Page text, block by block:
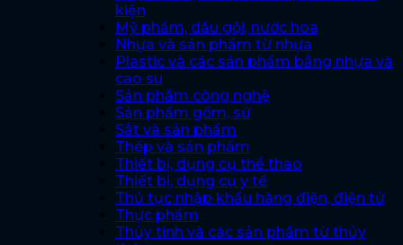
kiện
Mỹ phẩm, dầu gội, nước hoa
Nhựa và sản phẩm từ nhựa
Plastic và các sản phẩm bằng nhựa và
cao su
Sản phẩm công nghệ
Sản phẩm gốm, sứ
Sắt và sản phẩm
Thép và sản phẩm
Thiết bị, dụng cụ thể thao
Thiết bị, dụng cụ y tế
Thủ tục nhập khẩu hàng điện, điện tử
Thực phẩm
Thủy tinh và các sản phẩm từ thủy